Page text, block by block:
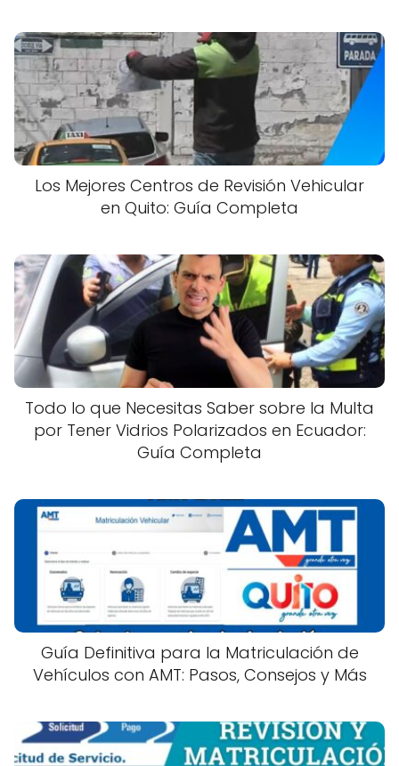
Los Mejores Centros de Revisión Vehicular
en Quito: Guía Completa
Todo lo que Necesitas Saber sobre la Multa
por Tener Vidrios Polarizados en Ecuador:
Guía Completa
Guía Definitiva para la Matriculación de
Vehículos con AMT: Pasos, Consejos y Más